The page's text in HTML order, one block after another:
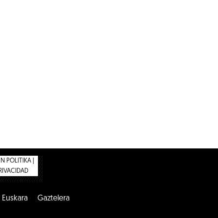
POLITIKA |
Euskara Gaztelera